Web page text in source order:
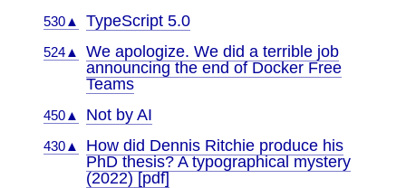
530▲ TypeScript 5.0
524▲
We apologize. We did a terrible job
announcing the end of Docker Free
Teams
450▲ Not by AI
430▲
How did Dennis Ritchie produce his
PhD thesis? A typographical mystery
(2022) [pdf]